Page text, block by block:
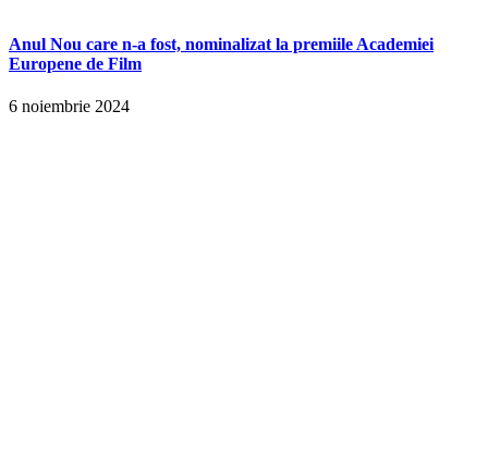
Anul Nou care n-a fost, nominalizat la premiile Academiei
Europene de Film
6 noiembrie 2024